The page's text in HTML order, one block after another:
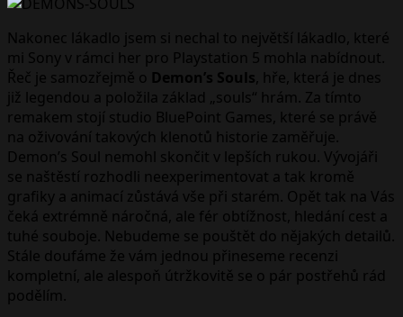
Nakonec lákadlo jsem si nechal to největší lákadlo, které
mi Sony v rámci her pro Playstation 5 mohla nabídnout.
Řeč je samozřejmě o Demon’s Souls, hře, která je dnes
již legendou a položila základ „souls“ hrám. Za tímto
remakem stojí studio BluePoint Games, které se právě
na oživování takových klenotů historie zaměřuje.
Demon’s Soul nemohl skončit v lepších rukou. Vývojáři
se naštěstí rozhodli neexperimentovat a tak kromě
grafiky a animací zůstává vše při starém. Opět tak na Vás
čeká extrémně náročná, ale fér obtížnost, hledání cest a
tuhé souboje. Nebudeme se pouštět do nějakých detailů.
Stále doufáme že vám jednou přineseme recenzi
kompletní, ale alespoň útržkovitě se o pár postřehů rád
podělím.